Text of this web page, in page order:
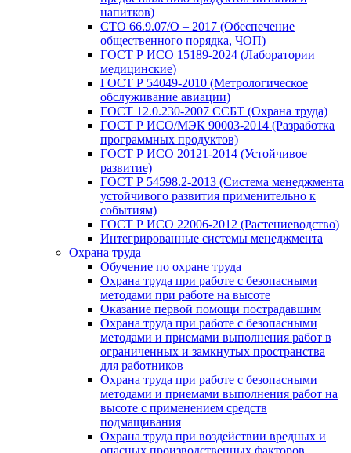
напитков)
СТО 66.9.07/О – 2017 (Обеспечение
общественного порядка, ЧОП)
ГОСТ Р ИСО 15189-2024 (Лаборатории
медицинские)
ГОСТ Р 54049-2010 (Метрологическое
обслуживание авиации)
ГОСТ 12.0.230-2007 ССБТ (Охрана труда)
ГОСТ Р ИСО/МЭК 90003-2014 (Разработка
программных продуктов)
ГОСТ Р ИСО 20121-2014 (Устойчивое
развитие)
ГОСТ Р 54598.2-2013 (Система менеджмента
устойчивого развития применительно к
событиям)
ГОСТ Р ИСО 22006-2012 (Растениеводство)
Интегрированные системы менеджмента
Охрана труда
Обучение по охране труда
Охрана труда при работе с безопасными
методами при работе на высоте
Оказание первой помощи пострадавшим
Охрана труда при работе с безопасными
методами и приемами выполнения работ в
ограниченных и замкнутых пространства
для работников
Охрана труда при работе с безопасными
методами и приемами выполнения работ на
высоте с применением средств
подмащивания
Охрана труда при воздействии вредных и
опасных производственных факторов